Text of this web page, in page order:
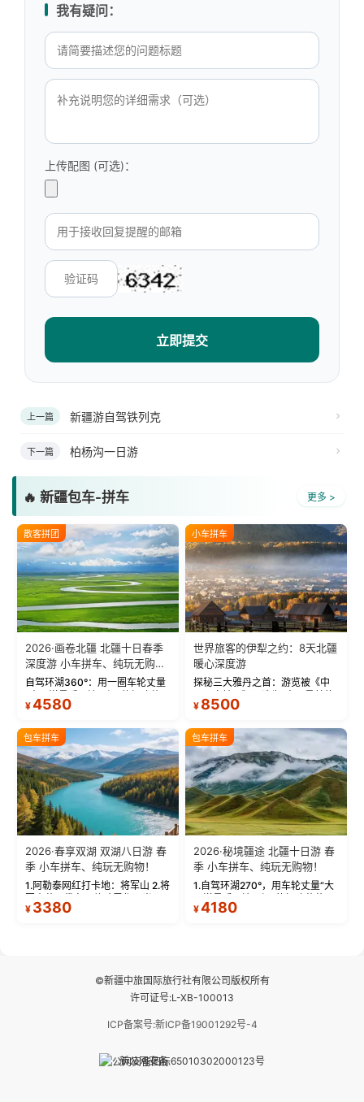
我有疑问：
上传配图 (可选)：
立即提交
上一篇 新疆游自驾铁列克
下一篇 柏杨沟一日游
🔥 新疆包车-拼车 更多 >
散客拼团
2026·画卷北疆 北疆十日春季
深度游 小车拼车、纯玩无购
物！
自驾环湖360°：用一圈车轮丈量
蓝。 赛湖旅拍：甄选多款风格服
绝美瞬间。 赛湖坦克300跟车视
频：专业摄影师...
¥4580
小车拼车
世界旅客的伊犁之约：8天北疆
暖心深度游
探秘三大雅丹之首：游览被《中
三大雅丹”第一名的克拉玛依魔鬼
瓦人最大村落——禾木村，欣赏
晨雾与小木...
¥ 8500
包车拼车
2026·春享双湖 双湖八日游 春
季 小车拼车、纯玩无购物！
1.阿勒泰网红打卡地：将军山 2.将
军山落日缆车，体验雪都风光 3.
将军山，夕阳派对，蹦迪party 4.
¥ 3380
包车拼车
2026·秘境疆途 北疆十日游 春
季 小车拼车、纯玩无购物！
1.自驾环湖270°，用车轮丈量“大
西洋最后一滴眼泪”的极致蔚蓝，
让雪山、花海与深邃湖水在转弯
¥4180
©新疆中旅国际旅行社有限公司版权所有
许可证号:L-XB-100013
ICP备案号:新ICP备19001292号-4
新公网安备 65010302000123号